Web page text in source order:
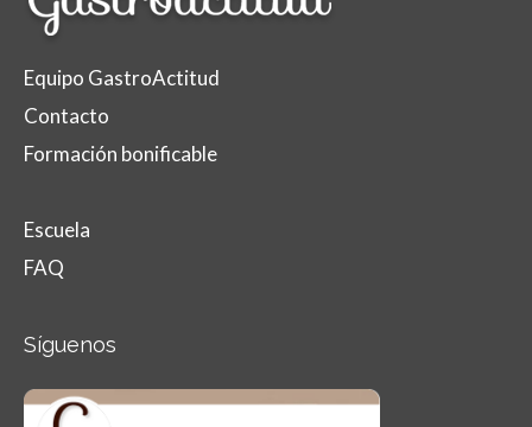
Equipo GastroActitud
Contacto
Formación bonificable
Escuela
FAQ
Síguenos